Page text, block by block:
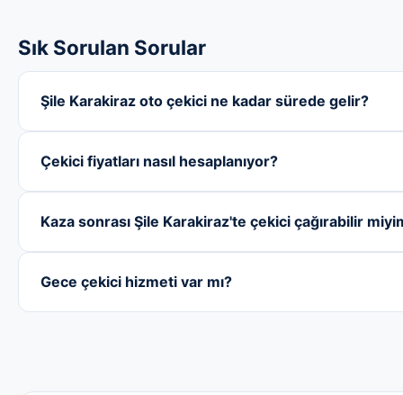
Sık Sorulan Sorular
Şile Karakiraz oto çekici ne kadar sürede gelir?
Çekici fiyatları nasıl hesaplanıyor?
Kaza sonrası Şile Karakiraz'te çekici çağırabilir
Gece çekici hizmeti var mı?